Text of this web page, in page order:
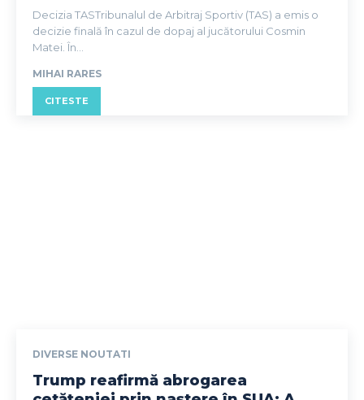
Decizia TASTribunalul de Arbitraj Sportiv (TAS) a emis o
decizie finală în cazul de dopaj al jucătorului Cosmin
Matei. În...
MIHAI RARES
CITESTE
DIVERSE NOUTATI
Trump reafirmă abrogarea